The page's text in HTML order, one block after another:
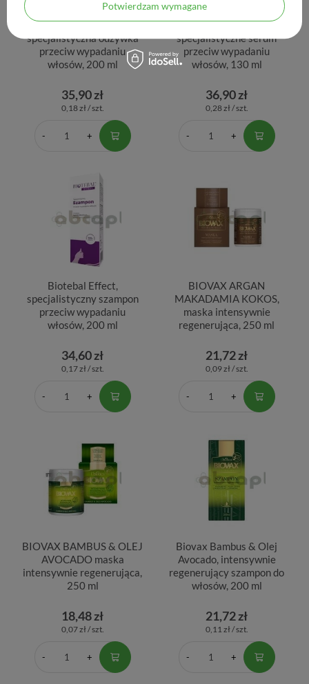
Biotebal Effect,
specjalistyczna odżywka
przeciw wypadaniu
włosów, 200 ml
35,90 zł
0,18 zł / szt.
Biotebal Effect,
specjalistyczne serum
przeciw wypadaniu
włosów, 130 ml
36,90 zł
0,28 zł / szt.
Biotebal Effect,
specjalistyczny szampon
przeciw wypadaniu
włosów, 200 ml
34,60 zł
0,17 zł / szt.
BIOVAX ARGAN
MAKADAMIA KOKOS,
maska intensywnie
regenerująca, 250 ml
21,72 zł
0,09 zł / szt.
BIOVAX BAMBUS & OLEJ
AVOCADO maska
intensywnie regenerująca,
250 ml
18,48 zł
0,07 zł / szt.
Biovax Bambus & Olej
Avocado, intensywnie
regenerujący szampon do
włosów, 200 ml
21,72 zł
0,11 zł / szt.
Potwierdzam wymagane